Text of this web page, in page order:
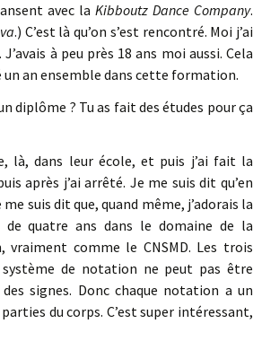
avec laKibboutz Dance Company.
.) C’est là qu’on s’est rencontré. Moi j’ai
à peu près 18 ans moi aussi. Cela
un an ensemble dans cette formation.
diplôme ? Tu as fait des études pour ça
là, dans leur école, et puis j’ai fait la
après j’ai arrêté. Je me suis dit qu’en
suis dit que, quand même, j’adorais la
quatre ans dans le domaine de la
vraiment comme le CNSMD. Les trois
de notation ne peut pas être
signes. Donc chaque notation a un
du corps. C’est super intéressant,